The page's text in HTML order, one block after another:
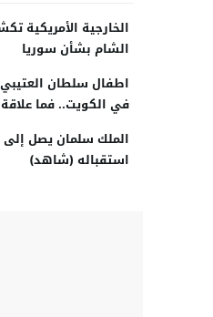
الخارجية الأمريكية
الشام بشأن سوريا
اطفال سلطان
في الكويت.. فما
الملك سلمان يصل
استقباله (شاهد)